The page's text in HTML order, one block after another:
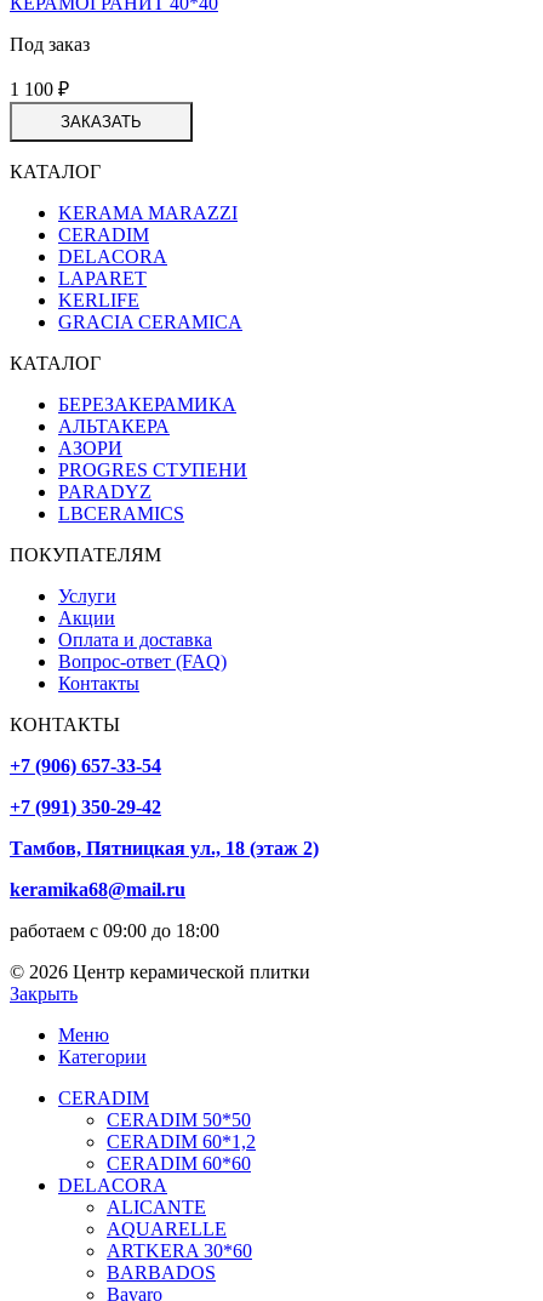
Под заказ
1 100 ₽
ЗАКАЗАТЬ
КАТАЛОГ
KERAMA MARAZZI
CERADIM
DELACORA
LAPARET
KERLIFE
GRACIA CERAMICA
КАТАЛОГ
БЕРЕЗАКЕРАМИКА
АЛЬТАКЕРА
АЗОРИ
PROGRES СТУПЕНИ
PARADYZ
LBCERAMICS
ПОКУПАТЕЛЯМ
Услуги
Акции
Оплата и доставка
Вопрос-ответ (FAQ)
Контакты
КОНТАКТЫ
+7 (906) 657-33-54
+7 (991) 350-29-42
Тамбов, Пятницкая ул., 18 (этаж 2)
keramika68@mail.ru
работаем с 09:00 до 18:00
© 2026 Центр керамической плитки
Закрыть
Меню
Категории
CERADIM
CERADIM 50*50
CERADIM 60*1,2
CERADIM 60*60
DELACORA
ALICANTE
AQUARELLE
ARTKERA 30*60
BARBADOS
Bavaro